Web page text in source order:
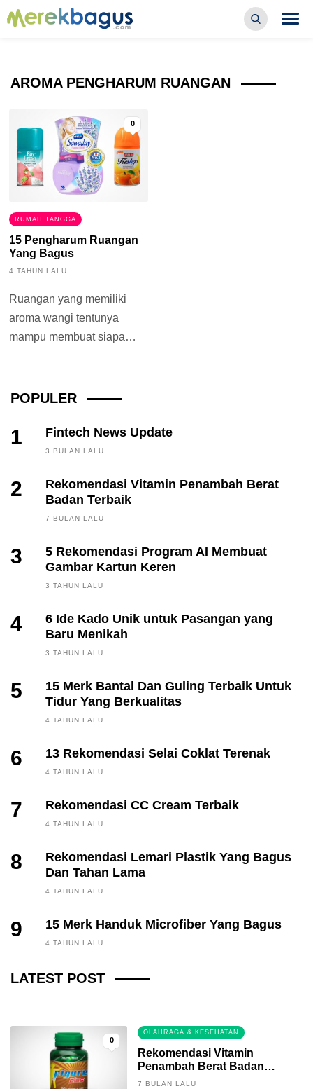
AROMA PENGHARUM RUANGAN
0
RUMAH TANGGA
15 Pengharum Ruangan
Yang Bagus
4 TAHUN LALU
Ruangan yang memiliki
aroma wangi tentunya
mampu membuat siapa
menenangkan. Aroma...
POPULER
1 Fintech News Update
3 BULAN LALU
2
Rekomendasi Vitamin Penambah Berat
Badan Terbaik
7 BULAN LALU
3
5 Rekomendasi Program AI Membuat
Gambar Kartun Keren
3 TAHUN LALU
4
6 Ide Kado Unik untuk Pasangan yang
Baru Menikah
3 TAHUN LALU
5
15 Merk Bantal Dan Guling Terbaik Untuk
Tidur Yang Berkualitas
4 TAHUN LALU
6 13 Rekomendasi Selai Coklat Terenak
4 TAHUN LALU
7 Rekomendasi CC Cream Terbaik
4 TAHUN LALU
8
Rekomendasi Lemari Plastik Yang Bagus
Dan Tahan Lama
4 TAHUN LALU
9 15 Merk Handuk Microfiber Yang Bagus
4 TAHUN LALU
LATEST POST
FINANCE, INVESTING
3 BULAN LALU
0
OLAHRAGA & KESEHATAN
Rekomendasi Vitamin
Penambah Berat Badan
Terbaik
7 BULAN LALU